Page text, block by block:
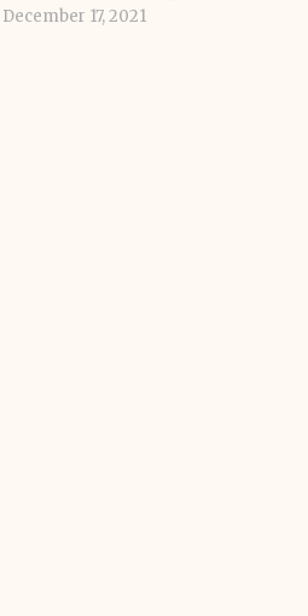
December 17, 2021